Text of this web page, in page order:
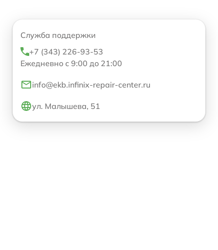
Служба поддержки
+7 (343) 226-93-53
Ежедневно с 9:00 до 21:00
info@ekb.infinix-repair-center.ru
ул. Малышева, 51